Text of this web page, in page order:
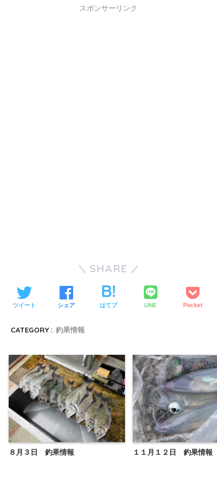
スポンサーリンク
SHARE
ツイート シェア はてブ LINE Pocket
CATEGORY : 釣果情報
８月３日 釣果情報 １１月１２日 釣果情報